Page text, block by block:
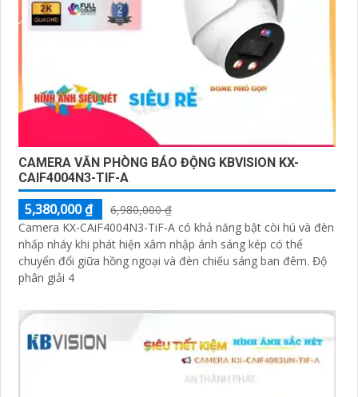
CAMERA VĂN PHÒNG BÁO ĐỘNG KBVISION KX-
CAIF4004N3-TIF-A
5,380,000 ₫
6,980,000 ₫
Camera KX-CAiF4004N3-TiF-A có khả năng bật còi hú và đèn
nhấp nháy khi phát hiện xâm nhập ánh sáng kép có thể
chuyển đổi giữa hồng ngoại và đèn chiếu sáng ban đêm. Độ
phân giải 4